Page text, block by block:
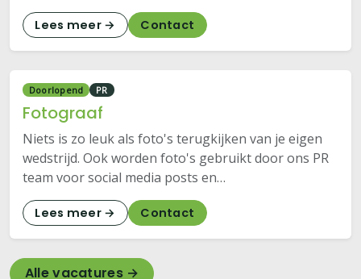
Lees meer → Contact
Doorlopend PR
Fotograaf
Niets is zo leuk als foto's terugkijken van je eigen
wedstrijd. Ook worden foto's gebruikt door ons PR
team voor social media posts en…
Lees meer → Contact
Alle vacatures →